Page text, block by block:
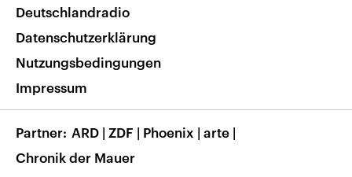
Nachrichten App
Frequenzen
Veranstaltungen
Musikliste
RSS
Barrierefreiheit
Deutschlandradio
Datenschutzerklärung
Nutzungsbedingungen
Impressum
Partner ARD | ZDF | Phoenix | arte |
Chronik der Mauer